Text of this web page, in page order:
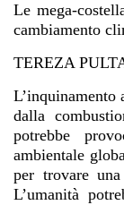
Le mega-
cambiamento
TEREZA
dalla
potrebbe
ambientale
per trovare
L’umanità